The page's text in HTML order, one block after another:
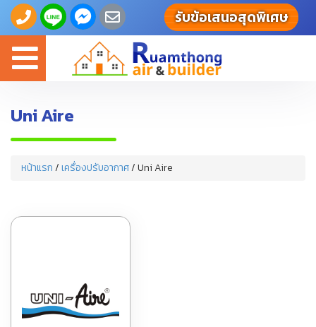
รับข้อเสนอสุดพิเศษ
Toggle
navigation
Uni Aire
หน้าแรก/เครื่องปรับอากาศ/ Uni Aire